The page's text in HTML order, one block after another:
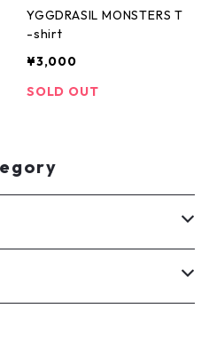
YGGDRASIL MONSTERS T
-shirt
¥3,000
SOLD OUT